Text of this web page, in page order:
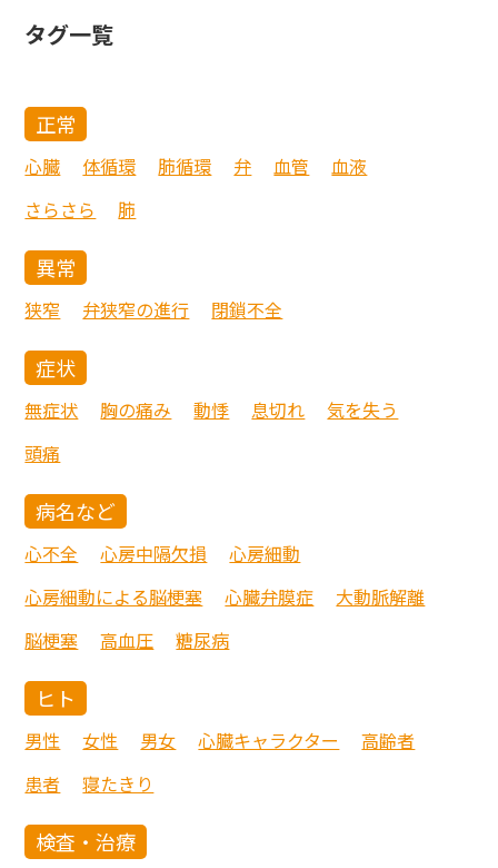
タグ一覧
正常
心臓 体循環 肺循環 弁 血管
血液
さらさら
肺
異常
狭窄 弁狭窄の進行 閉鎖不全
症状
無症状 胸の痛み 動悸 息切れ
気を失う
頭痛
病名など
心不全 心房中隔欠損
心房細動
心房細動による脳梗塞
心臓弁膜症
大動脈解離
脳梗塞
高血圧 糖尿病
ヒト
男性 女性 男女 心臓キャラクター
高齢者
患者
寝たきり
検査・治療